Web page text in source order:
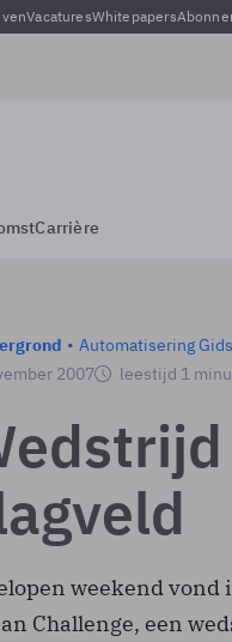
VacaturesWhitepapers
Carrière
Automatisering Gids
2007 leestijd 1
weekend vond
Challenge, een